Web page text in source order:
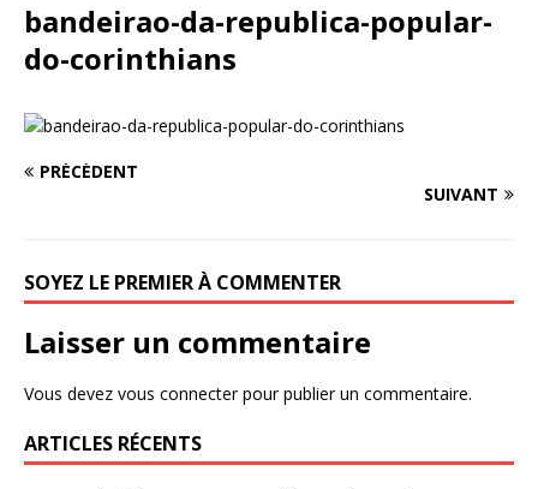
bandeirao-da-republica-popular-
do-corinthians
PRÉCÉDENT
SUIVANT
SOYEZ LE PREMIER À COMMENTER
Laisser un commentaire
Vous devez vous connecterpour publier un commentaire.
ARTICLES RÉCENTS